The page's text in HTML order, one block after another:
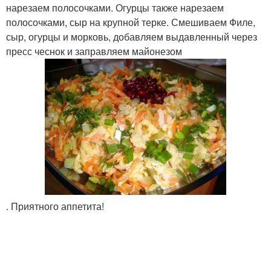
нарезаем полосочками. Огурцы также нарезаем
полосочками, сыр на крупной терке. Смешиваем Филе,
сыр, огурцы и морковь, добавляем выдавленный через
пресс чеснок и заправляем майонезом
. Приятного аппетита!